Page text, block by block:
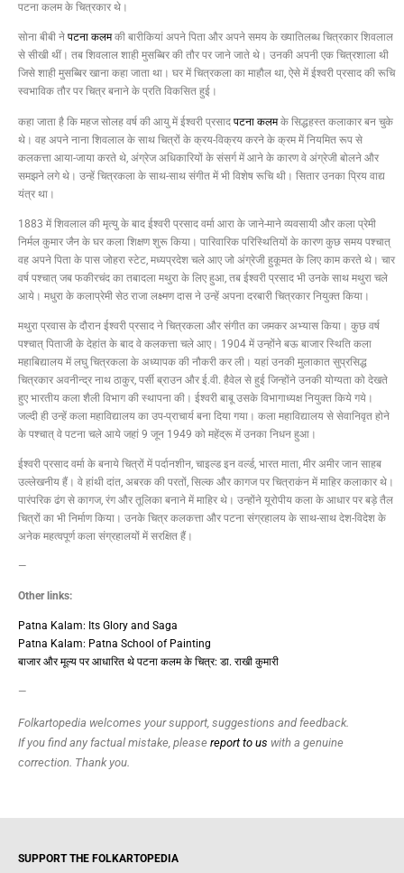
पटना कलम के चित्रकार थे।
सोना बीबी ने पटना कलमकी बारीकियां अपने पिता और अपने समय के ख्यातिलब्ध चित्रकार शिवलाल
से सीखी थीं। तब शिवलाल शाही मुसब्बिर की तौर पर जाने जाते थे। उनकी अपनी एक चित्रशाला थी
जिसे शाही मुसब्बिर खाना कहा जाता था। घर में चित्रकला का माहौल था, ऐसे में ईश्वरी प्रसाद की रूचि
स्वभाविक तौर पर चित्र बनाने के प्रति विकसित हुई।
कहा जाता है कि महज सोलह वर्ष की आयु में ईश्वरी प्रसाद पटना कलमके सिद्धहस्त कलाकार बन चुके
थे। वह अपने नाना शिवलाल के साथ चित्रों के क्रय-विक्रय करने के क्रम में नियमित रूप से
कलकत्ता आया-जाया करते थे, अंग्रेज अधिकारियों के संसर्ग में आने के कारण वे अंग्रेजी बोलने और
समझने लगे थे। उन्हें चित्रकला के साथ-साथ संगीत में भी विशेष रूचि थी। सितार उनका प्रिय वाद्य
यंत्र था।
1883 में शिवलाल की मृत्यु के बाद ईश्वरी प्रसाद वर्मा आरा के जाने-माने व्यवसायी और कला प्रेमी
निर्मल कुमार जैन के घर कला शिक्षण शुरू किया। पारिवारिक परिस्थितियों के कारण कुछ समय पश्चात्
वह अपने पिता के पास जोहरा स्टेट, मध्यप्रदेश चले आए जो अंग्रेजी हुकूमत के लिए काम करते थे। चार
वर्ष पश्चात् जब फकीरचंद का तबादला मथुरा के लिए हुआ, तब ईश्वरी प्रसाद भी उनके साथ मथुरा चले
आये। मधुरा के कलाप्रेमी सेठ राजा लक्ष्मण दास ने उन्हें अपना दरबारी चित्रकार नियुक्त किया।
मथुरा प्रवास के दौरान ईश्वरी प्रसाद ने चित्रकला और संगीत का जमकर अभ्यास किया। कुछ वर्ष
पश्चात् पिताजी के देहांत के बाद वे कलकत्ता चले आए। 1904 में उन्होंने बऊ बाजार स्थिति कला
महाबिद्यालय में लघु चित्रकला के अध्यापक की नौकरी कर ली। यहां उनकी मुलाकात सुप्रसिद्ध
चित्रकार अवनीन्द्र नाथ ठाकुर, पर्सी ब्राउन और ई.वी. हैवेल से हुई जिन्होंने उनकी योग्यता को देखते
हुए भारतीय कला शैली विभाग की स्थापना की। ईश्वरी बाबू उसके विभागाध्यक्ष नियुक्त किये गये।
जल्दी ही उन्हें कला महाविद्यालय का उप-प्राचार्य बना दिया गया। कला महाविद्यालय से सेवानिवृत होने
के पश्चात् वे पटना चले आये जहां 9 जून 1949 को महेंद्रू में उनका निधन हुआ।
ईश्वरी प्रसाद वर्मा के बनाये चित्रों में पर्दानशीन, चाइल्ड इन वर्ल्ड, भारत माता, मीर अमीर जान साहब
उल्लेखनीय हैं। वे हांथी दांत, अबरक की परतों, सिल्क और कागज पर चित्राकंन में माहिर कलाकार थे।
पारंपरिक ढंग से कागज, रंग और तूलिका बनाने में माहिर थे। उन्होंने यूरोपीय कला के आधार पर बड़े तैल
चित्रों का भी निर्माण किया। उनके चित्र कलकत्ता और पटना संग्रहालय के साथ-साथ देश-विदेश के
अनेक महत्वपूर्ण कला संग्रहालयों में सरक्षित हैं।
—
Other links:
Patna Kalam: Its Glory and Saga
Patna Kalam: Patna School of Painting
बाजार और मूल्य पर आधारित थे पटना कलम के चित्र: डा. राखी कुमारी
—
Folkartopedia welcomes your support, suggestions and feedback.
If you find any factual mistake, please report to us with a genuine
correction. Thank you.
SUPPORT THE FOLKARTOPEDIA